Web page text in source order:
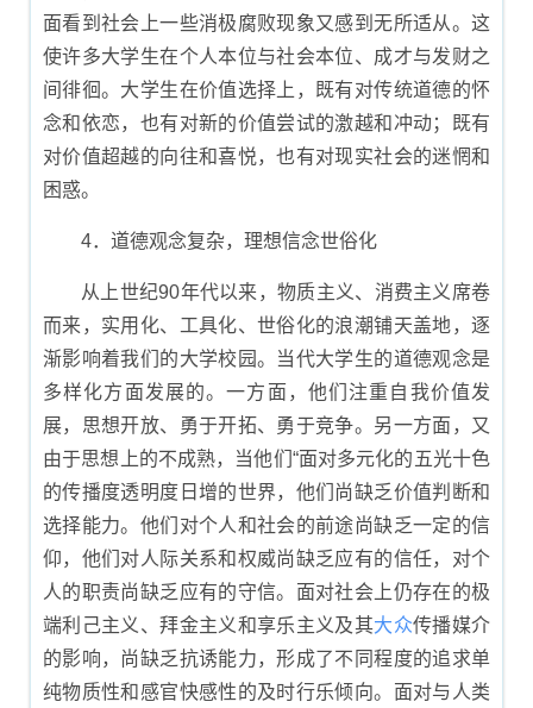
面看到社会上一些消极腐败现象又感到无所适从。这
使许多大学生在个人本位与社会本位、成才与发财之
间徘徊。大学生在价值选择上，既有对传统道德的怀
念和依恋，也有对新的价值尝试的激越和冲动；既有
对价值超越的向往和喜悦，也有对现实社会的迷惘和
困惑。
4．道德观念复杂，理想信念世俗化
从上世纪90年代以来，物质主义、消费主义席卷
而来，实用化、工具化、世俗化的浪潮铺天盖地，逐
渐影响着我们的大学校园。当代大学生的道德观念是
多样化方面发展的。一方面，他们注重自我价值发
展，思想开放、勇于开拓、勇于竞争。另一方面，又
由于思想上的不成熟，当他们“面对多元化的五光十色
的传播度透明度日增的世界，他们尚缺乏价值判断和
选择能力。他们对个人和社会的前途尚缺乏一定的信
仰，他们对人际关系和权威尚缺乏应有的信任，对个
人的职责尚缺乏应有的守信。面对社会上仍存在的极
端利己主义、拜金主义和享乐主义及其大众传播媒介
的影响，尚缺乏抗诱能力，形成了不同程度的追求单
纯物质性和感官快感性的及时行乐倾向。面对与人类